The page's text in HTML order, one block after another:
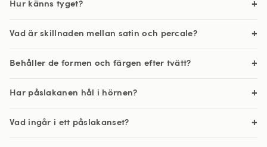
Hur känns tyget?
Vad är skillnaden mellan satin och percale?
Behåller de formen och färgen efter tvätt?
Har påslakanen hål i hörnen?
Vad ingår i ett påslakanset?